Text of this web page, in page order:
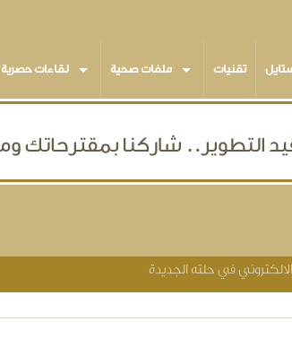
لقاءات حصرية ملفات صحية تقنيات
في حلته الجديدة